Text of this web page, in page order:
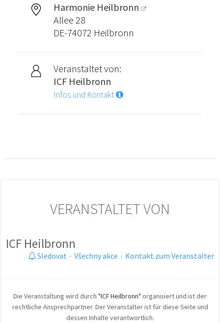
Harmonie Heilbronn
Allee 28
DE-74072 Heilbronn
Veranstaltet von:
ICF Heilbronn
Infos und Kontakt
VERANSTALTET VON
ICF Heilbronn
Sledovat · Všechny akce · Kontakt zum Veranstalter
Die Veranstaltung wird durch "ICF Heilbronn" organisiert und ist der
rechtliche Ansprechpartner. Der Veranstalter ist für diese Seite und
dessen Inhalte verantwortlich.